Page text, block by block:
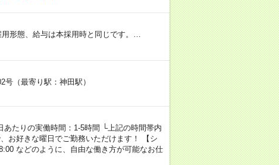
形態、給与は本採用時と同じです。…
（最寄り駅：神田駅）
たりの実働時間：1-5時間 └上記の時間帯内
お好きな曜日でご勤務いただけます！ 【シ
などのように、自由な働き方が可能なお仕